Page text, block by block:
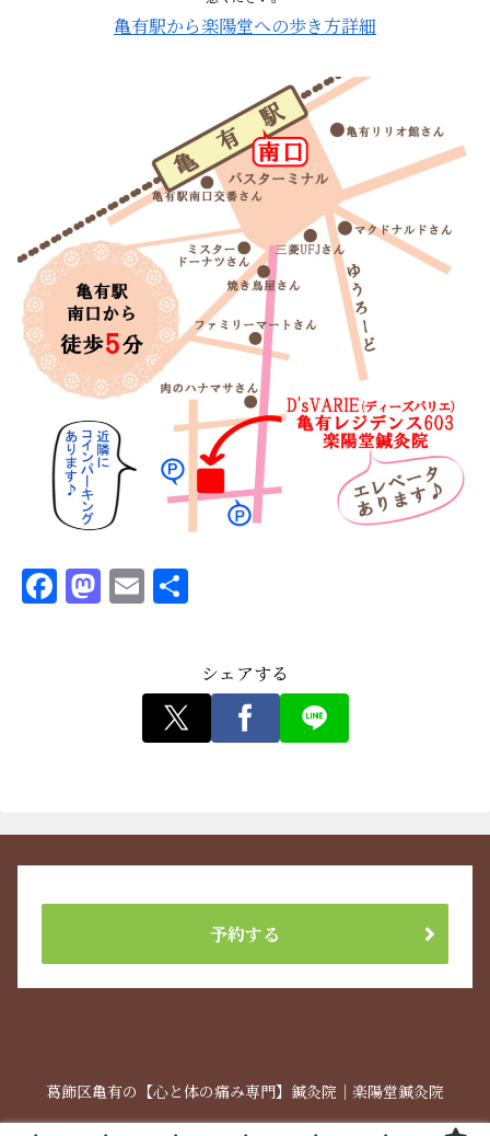
亀有駅から楽陽堂への歩き方詳細
F
a
k
M
a
E
m
l シェアする
予約する
葛飾区亀有の【心と体の痛み専門】鍼灸院｜楽陽堂鍼灸院